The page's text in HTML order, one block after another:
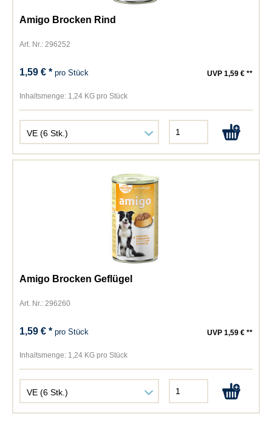
Amigo Brocken Rind
Art. Nr.: 296252
1,59 € *pro Stück UVP 1,59 € **
Inhaltsmenge: 1,24 KG pro Stück
Amigo Brocken Geflügel
Art. Nr.: 296260
1,59 € *pro Stück UVP 1,59 € **
Inhaltsmenge: 1,24 KG pro Stück